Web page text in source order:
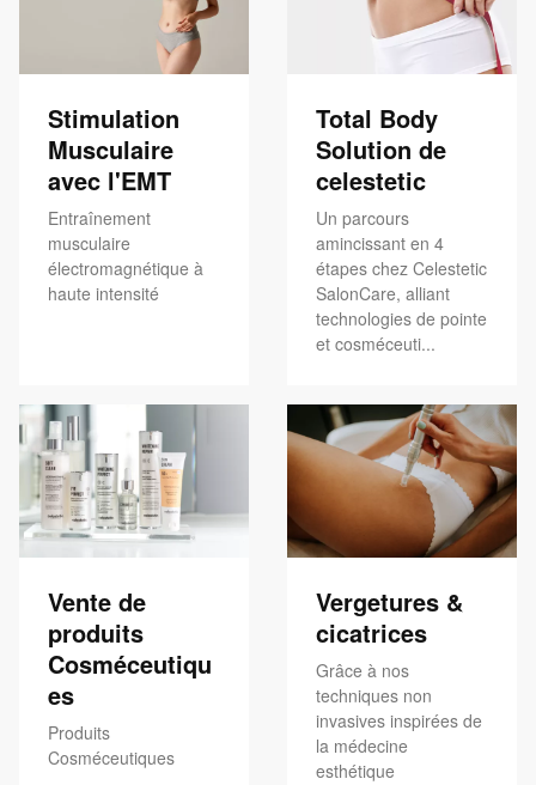
Stimulation
Musculaire
avec l'EMT
Entraînement
musculaire
électromagnétique à
haute intensité
Total Body
Solution de
celestetic
Un parcours
amincissant en 4
étapes chez Celestetic
SalonCare, alliant
technologies de pointe
et cosméceuti...
Vente de
produits
Cosméceutiqu
es
Produits
Cosméceutiques
Vergetures &
cicatrices
Grâce à nos
techniques non
invasives inspirées de
la médecine
esthétique